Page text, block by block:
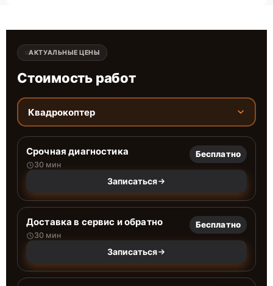
АКТУАЛЬНЫЕ ЦЕНЫ
Стоимость работ
Квадрокоптер
Срочная диагностика
30 мин
Бесплатно
Записаться
Доставка в сервис и обратно
30 мин
Бесплатно
Записаться